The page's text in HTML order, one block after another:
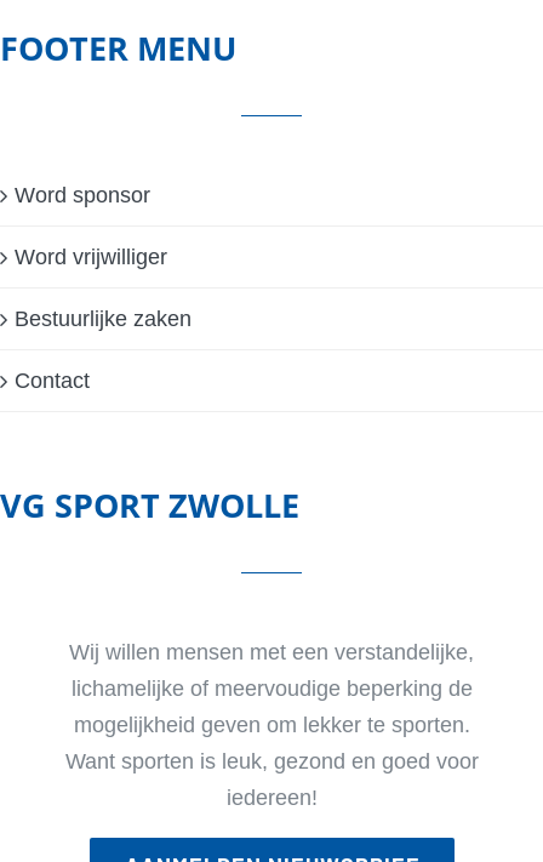
FOOTER MENU
Word sponsor
Word vrijwilliger
Bestuurlijke zaken
Contact
VG SPORT ZWOLLE
Wij willen mensen met een verstandelijke,
lichamelijke of meervoudige beperking de
mogelijkheid geven om lekker te sporten.
Want sporten is leuk, gezond en goed voor
iedereen!